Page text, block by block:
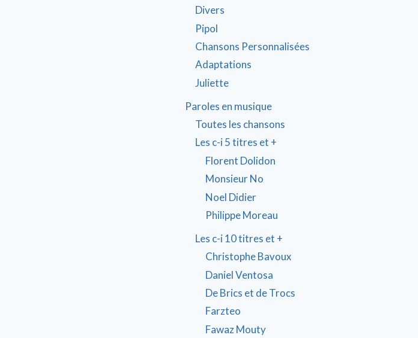
Divers
Pipol
Chansons Personnalisées
Adaptations
Juliette
Paroles en musique
Toutes les chansons
Les c-i 5 titres et +
Florent Dolidon
Monsieur No
Noel Didier
Philippe Moreau
Les c-i 10 titres et +
Christophe Bavoux
Daniel Ventosa
De Brics et de Trocs
Farzteo
Fawaz Mouty